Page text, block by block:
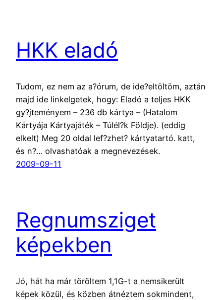
HKK eladó
Tudom, ez nem az a?órum, de ide?eltöltöm, aztán
majd ide linkelgetek, hogy: Eladó a teljes HKK
gy?jteményem – 236 db kártya – (Hatalom
Kártyája Kártyajáték – Túlél?k Földje). (eddig
elkelt) Meg 20 oldal lef?zhet? kártyatartó. katt,
és n?… olvashatóak a megnevezések.
2009-09-11
Regnumsziget
képekben
Jó, hát ha már töröltem 1,1G-t a nemsikerült
képek közül, és közben átnéztem sokmindent,